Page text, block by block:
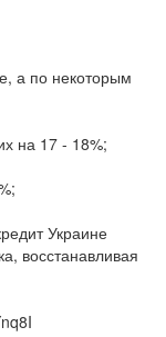
а по некоторым
на 17 - 18%;
Украине
восстанавливая